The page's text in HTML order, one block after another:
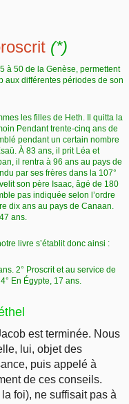
(*)
à 50 de la Genèse, permettent
aux différentes périodes de son
les filles de Heth. Il quitta la
Pendant trente-cinq ans de
pendant un certain nombre
À 83 ans, il prit Léa et
il rentra à 96 ans au pays de
par ses frères dans la 107°
son père Isaac, âgé de 180
pas indiquée selon l’ordre
dix ans au pays de Canaan.
ans.
livre s’établit donc ainsi :
2° Proscrit et au service de
En Égypte, 17 ans.
est terminée. Nous
lui, objet des
puis appelé à
de ces conseils.
foi), ne suffisait pas à